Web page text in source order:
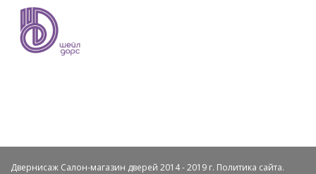
Двернисаж Салон-магазин дверей 2014 - 2019 г. Политика сайта.